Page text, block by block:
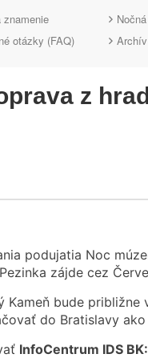
otázky (FAQ)
z
podujatia Noc
zájde cez
bude približne
do Bratislavy
InfoCentrum IDS BK: